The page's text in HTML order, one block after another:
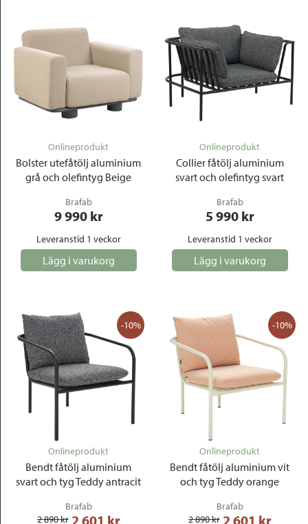
Bolster utefåtölj aluminium
grå och olefintyg Beige
Onlineprodukt
Brafab
9 990 kr
Leveranstid 1 veckor
Lägg i varukorg
Collier fåtölj aluminium
svart och olefintyg svart
Onlineprodukt
Brafab
5 990 kr
Leveranstid 1 veckor
Lägg i varukorg
-10%
Bendt fåtölj aluminium
svart och tyg Teddy antracit
Onlineprodukt
Brafab
2 890 kr 2 601 kr
-10%
Bendt fåtölj aluminium vit
och tyg Teddy orange
Onlineprodukt
Brafab
2 890 kr 2 601 kr